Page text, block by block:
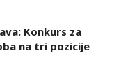
Konkurs za
na tri pozicije